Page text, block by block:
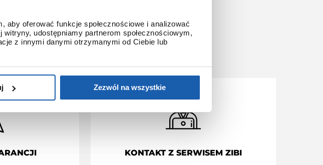
oferować funkcje społecznościowe i analizować
udostępniamy partnerom społecznościowym,
z innymi danymi otrzymanymi od Ciebie lub
Zezwól na wszystkie
ZIBI S.A.
KONTAKT Z SERWISEM ZIBI